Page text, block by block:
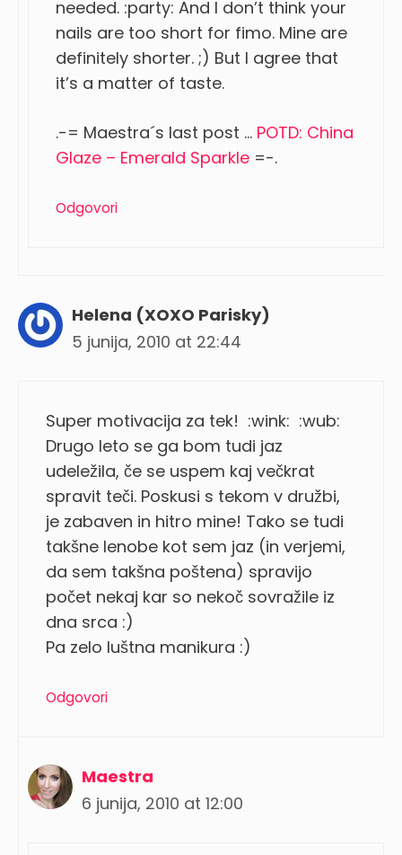
needed. :party: And I don’t think your
nails are too short for fimo. Mine are
definitely shorter. ;) But I agree that
it’s a matter of taste.
.-= Maestra´s last post … POTD: China
Glaze – Emerald Sparkle =-.
Odgovori
Helena (XOXO Parisky)
5 junija, 2010 at 22:44
Super motivacija za tek! :wink: :wub:
Drugo leto se ga bom tudi jaz
udeležila, če se uspem kaj večkrat
spravit teči. Poskusi s tekom v družbi,
je zabaven in hitro mine! Tako se tudi
takšne lenobe kot sem jaz (in verjemi,
da sem takšna poštena) spravijo
počet nekaj kar so nekoč sovražile iz
dna srca :)
Pa zelo luštna manikura :)
Odgovori
Maestra
6 junija, 2010 at 12:00